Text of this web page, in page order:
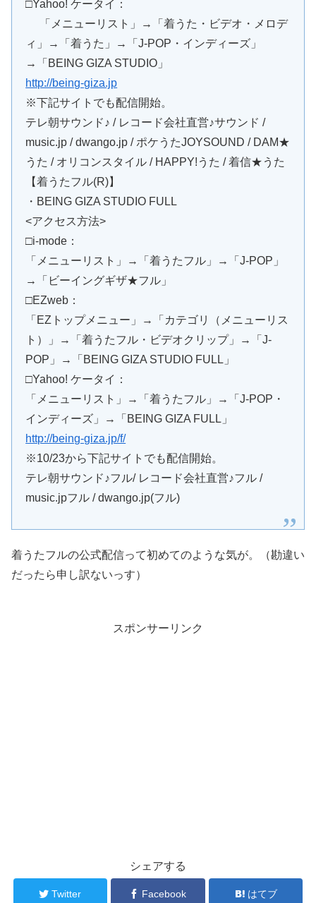
□Yahoo! ケータイ：
「メニューリスト」→「着うた・ビデオ・メロデ
ィ」→「着うた」→「J-POP・インディーズ」
→「BEING GIZA STUDIO」
http://being-giza.jp
※下記サイトでも配信開始。
テレ朝サウンド♪ / レコード会社直営♪サウンド /
music.jp / dwango.jp / ポケうたJOYSOUND / DAM★
うた / オリコンスタイル / HAPPY!うた / 着信★うた
【着うたフル(R)】
・BEING GIZA STUDIO FULL
<アクセス方法>
□i-mode：
「メニューリスト」→「着うたフル」→「J-POP」
→「ビーイングギザ★フル」
□EZweb：
「EZトップメニュー」→「カテゴリ（メニューリス
ト）」→「着うたフル・ビデオクリップ」→「J-
POP」→「BEING GIZA STUDIO FULL」
□Yahoo! ケータイ：
「メニューリスト」→「着うたフル」→「J-POP・
インディーズ」→「BEING GIZA FULL」
http://being-giza.jp/f/
※10/23から下記サイトでも配信開始。
テレ朝サウンド♪フル/ レコード会社直営♪フル /
music.jpフル / dwango.jp(フル)
着うたフルの公式配信って初めてのような気が。（勘違い
だったら申し訳ないっす）
スポンサーリンク
シェアする
Twitter Facebook はてブ